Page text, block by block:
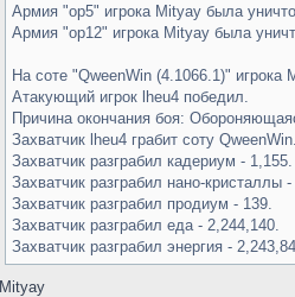
Армия "op5" игрока Mityay была
Армия "op12" игрока Mityay была
На соте "QweenWin (4.1066.1)" игрока
Атакующий игрок lheu4 победил.
Причина окончания боя:
Захватчик lheu4 грабит соту
Захватчик разграбил кадериум - 1,155.
Захватчик разграбил нано-кристаллы
Захватчик разграбил продиум - 139.
Захватчик разграбил еда - 2,244,140.
Захватчик разграбил энергия -
Mityay